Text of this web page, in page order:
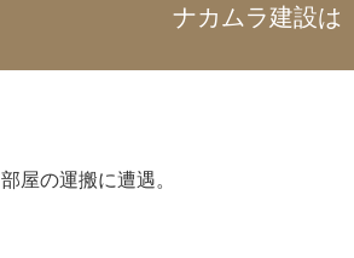
ナカムラ建設は
部屋の運搬に遭遇。